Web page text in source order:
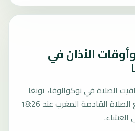
الأذان في
الصلاة في نوكوالوفا، تونغا
حسب التوقيت المحلي، مع الصلاة القادمة المغرب عند 18:26
العشاء.